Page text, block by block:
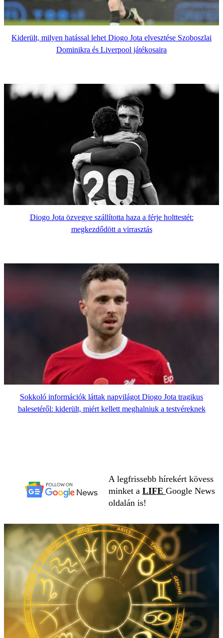
Kiderült, milyen hatással lehet Diogo Jota elvesztése Szoboszlai
Dominikra és Liverpool játékosaira
Diogo Jota özvegye szállította haza a férje holttestét:
megkezdődött a virrasztás
Sokkoló információk láttak napvilágot Diogo Jota tragikus
balesetéről: kiderült, miért kellett meghalniuk a testvéreknek
A legfrissebb hírekért kövess
minket a LIFE Google News
oldalán is!